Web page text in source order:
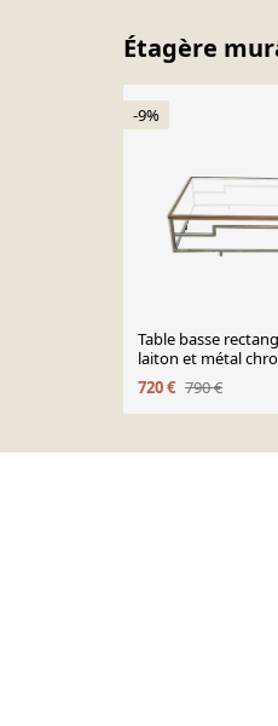
Étagère
-9%
Table basse
laiton et métal
design
720 € 790 €